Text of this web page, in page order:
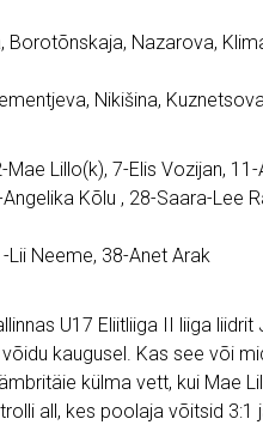
Nazarova,
Nikišina,
Lillo(k), 7-Elis Vozijan,
Kõlu , 28-Saara-Lee
Lii Neeme, 38-Anet Arak
U17 Eliitliiga II liiga
kaugusel. Kas see või
külma vett, kui Mae
all, kes poolaja võitsid 3:1